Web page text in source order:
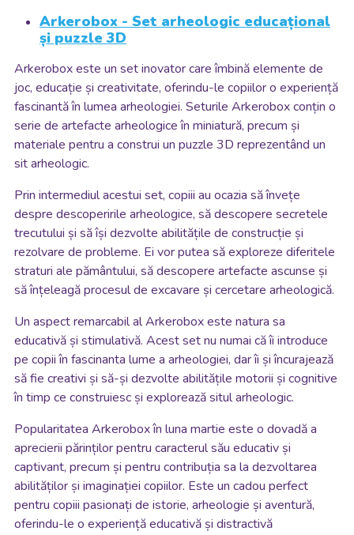
Arkerobox - Set arheologic educațional
și puzzle 3D
Arkerobox este un set inovator care îmbină elemente de
joc, educație și creativitate, oferindu-le copiilor o experiență
fascinantă în lumea arheologiei. Seturile Arkerobox conțin o
serie de artefacte arheologice în miniatură, precum și
materiale pentru a construi un puzzle 3D reprezentând un
sit arheologic.
Prin intermediul acestui set, copiii au ocazia să învețe
despre descoperirile arheologice, să descopere secretele
trecutului și să își dezvolte abilitățile de construcție și
rezolvare de probleme. Ei vor putea să exploreze diferitele
straturi ale pământului, să descopere artefacte ascunse și
să înțeleagă procesul de excavare și cercetare arheologică.
Un aspect remarcabil al Arkerobox este natura sa
educativă și stimulativă. Acest set nu numai că îi introduce
pe copii în fascinanta lume a arheologiei, dar îi și încurajează
să fie creativi și să-și dezvolte abilitățile motorii și cognitive
în timp ce construiesc și explorează situl arheologic.
Popularitatea Arkerobox în luna martie este o dovadă a
aprecierii părinților pentru caracterul său educativ și
captivant, precum și pentru contribuția sa la dezvoltarea
abilităților și imaginației copiilor. Este un cadou perfect
pentru copiii pasionați de istorie, arheologie și aventură,
oferindu-le o experiență educativă și distractivă